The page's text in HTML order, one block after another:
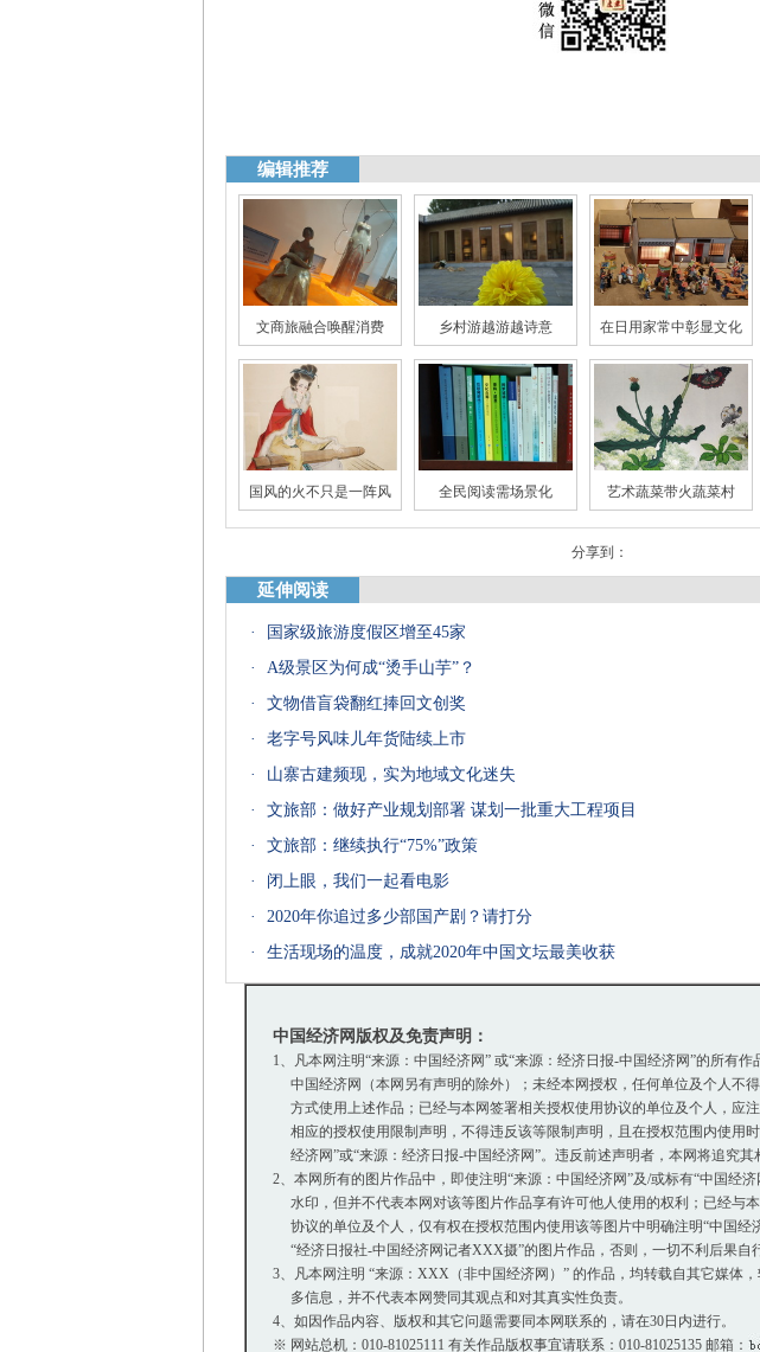
编辑推荐
文商旅融合唤醒消费 乡村游越游越诗意 在日用家常中彰显文化
国风的火不只是一阵风 全民阅读需场景化 艺术蔬菜带火蔬菜村
分享到：
延伸阅读
· 国家级旅游度假区增至45家
· A级景区为何成“烫手山芋”？
· 文物借盲袋翻红捧回文创奖
· 老字号风味儿年货陆续上市
· 山寨古建频现，实为地域文化迷失
· 文旅部：做好产业规划部署 谋划一批重大工程项目
· 文旅部：继续执行“75%”政策
· 闭上眼，我们一起看电影
· 2020年你追过多少部国产剧？请打分
· 生活现场的温度，成就2020年中国文坛最美收获
中国经济网版权及免责声明：
1、凡本网注明“来源：中国经济网” 或“来源：经济日报-中国经济网”的所有作
中国经济网（本网另有声明的除外）；未经本网授权，任何单位及个人不
方式使用上述作品；已经与本网签署相关授权使用协议的单位及个人，应
相应的授权使用限制声明，不得违反该等限制声明，且在授权范围内使用时
经济网”或“来源：经济日报-中国经济网”。违反前述声明者，本网将追究其
2、本网所有的图片作品中，即使注明“来源：中国经济网”及/或标有“中国经济
水印，但并不代表本网对该等图片作品享有许可他人使用的权利；已经与
协议的单位及个人，仅有权在授权范围内使用该等图片中明确注明“中国经
“经济日报社-中国经济网记者XXX摄”的图片作品，否则，一切不利后果自
3、凡本网注明 “来源：XXX（非中国经济网）” 的作品，均转载自其它媒体
多信息，并不代表本网赞同其观点和对其真实性负责。
4、如因作品内容、版权和其它问题需要同本网联系的，请在30日内进行。
※ 网站总机：010-81025111 有关作品版权事宜请联系：010-81025135 邮箱：